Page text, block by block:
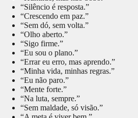
“Silêncio é resposta.”
“Crescendo em paz.”
“Sem dó, sem volta.”
“Olho aberto.”
“Sigo firme.”
“Eu sou o plano.”
“Errar eu erro, mas aprendo.”
“Minha vida, minhas regras.”
“Eu não paro.”
“Mente forte.”
“Na luta, sempre.”
“Sem maldade, só visão.”